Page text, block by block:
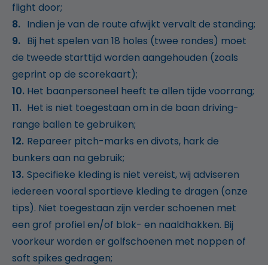
flight door;
Indien je van de route afwijkt vervalt de standing;
Bij het spelen van 18 holes (twee rondes) moet
de tweede starttijd worden aangehouden (zoals
geprint op de scorekaart);
Het baanpersoneel heeft te allen tijde voorrang;
Het is niet toegestaan om in de baan driving-
range ballen te gebruiken;
Repareer pitch-marks en divots, hark de
bunkers aan na gebruik;
Specifieke kleding is niet vereist, wij adviseren
iedereen vooral sportieve kleding te dragen (onze
tips). Niet toegestaan zijn verder schoenen met
een grof profiel en/of blok- en naaldhakken. Bij
voorkeur worden er golfschoenen met noppen of
soft spikes gedragen;